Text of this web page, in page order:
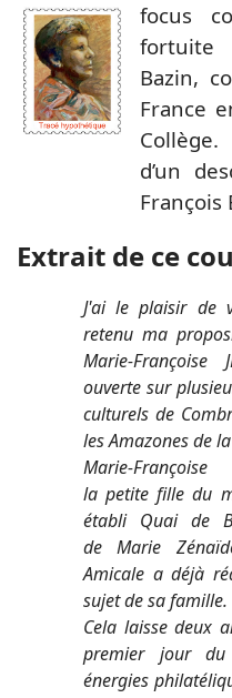
focus
fortuite
Bazin,
France
d’un
François
Extrait de ce
J'ai le plaisir de
retenu ma
Marie-Françoise
ouverte sur
culturels de
les Amazones de
Marie-
la petite fille du
établi Quai de
de Marie
Amicale a déjà
sujet de sa famille.
Cela laisse deux
premier jour du
énergies